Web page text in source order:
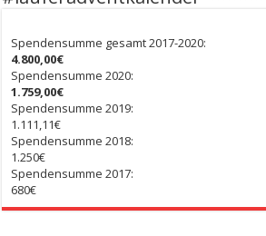
Spendensumme gesamt 2017-2020:
4.800,00€
Spendensumme 2020:
1.759,00€
Spendensumme 2019:
1.111,11€
Spendensumme 2018:
1.250€
Spendensumme 2017:
680€